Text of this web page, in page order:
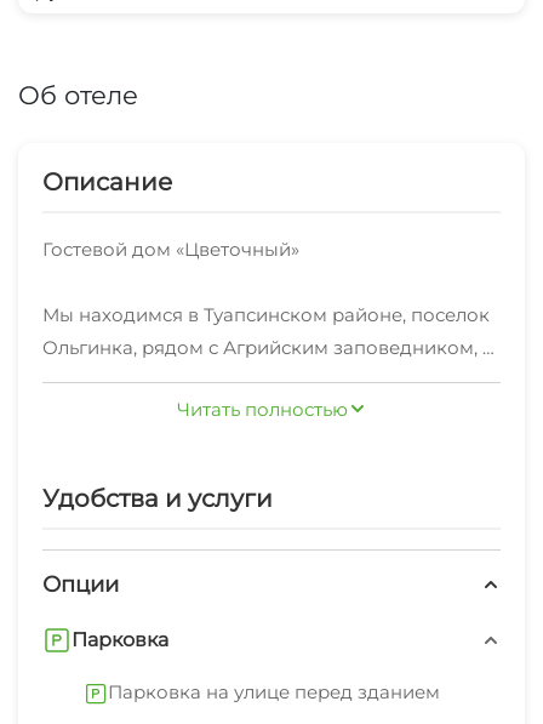
Об отеле
Описание
Гостевой дом «Цветочный»
Мы находимся в Туапсинском районе, поселок
Ольгинка, рядом с Агрийским заповедником, в
экологически чистой, особо охраняемой
природной зоне.
отдыха и восстановления сил.
до центра поселка, сетевых супермаркетов,
Путь к пляжу проходит по проселочной дороге
многочисленными кафе, магазинами, детскими
Читать полностью
Удобства и услуги
Опции
Парковка
Парковка на улице перед зданием